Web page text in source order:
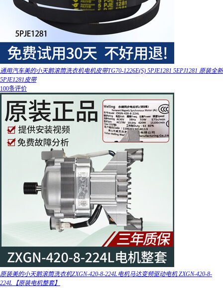
通用汽车美的小天鹅滚筒洗衣机电机皮带TG70-1226E(S) 5PJE1281 5EPJ1281 原装全新
5PJE1281皮带
100条评价
原装美的小天鹅滚筒洗衣机ZXGN-420-8-224L电机马达变频驱动电机 ZXGN-420-8-
224L【原装电机整套】